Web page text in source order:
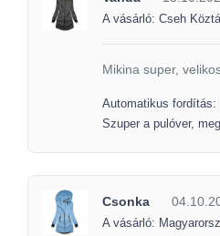
A vásárló: Cseh
Mikina super,
Automatikus fordítás:
Szuper a pulóver,
Csonka
A vásárló: